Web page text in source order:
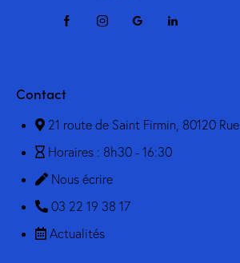
Contact
21 route de Saint Firmin, 80120 Rue
Horaires : 8h30 - 16:30
Nous écrire
03 22 19 38 17
Actualités